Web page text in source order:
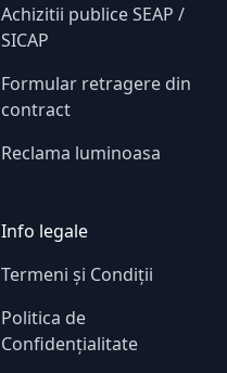
Achizitii publice SEAP /
SICAP
Formular retragere din
contract
Reclama luminoasa
Info legale
Termeni și Condiții
Politica de
Confidențialitate